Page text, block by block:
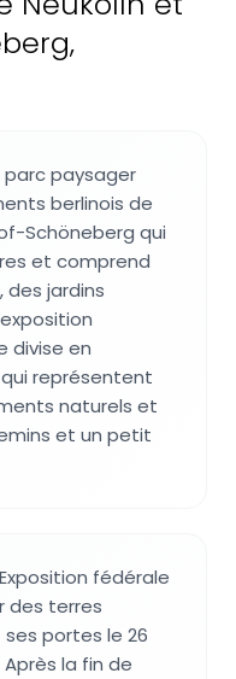
paysager
berlinois de
Schöneberg qui
et comprend
des jardins
divise en
représentent
naturels et
et un petit
fédérale
des terres
portes le 26
la fin de